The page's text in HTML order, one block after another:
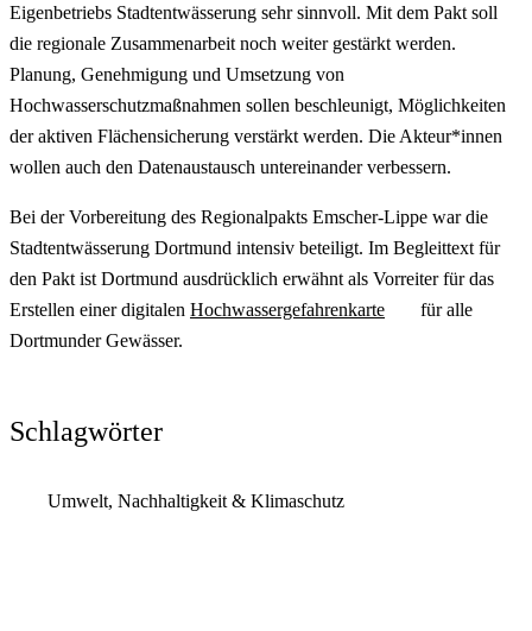
Eigenbetriebs Stadtentwässerung sehr sinnvoll. Mit dem Pakt soll
die regionale Zusammenarbeit noch weiter gestärkt werden.
Planung, Genehmigung und Umsetzung von
Hochwasserschutzmaßnahmen sollen beschleunigt, Möglichkeiten
der aktiven Flächensicherung verstärkt werden. Die Akteur*innen
wollen auch den Datenaustausch untereinander verbessern.
Bei der Vorbereitung des Regionalpakts Emscher-Lippe war die
Stadtentwässerung Dortmund intensiv beteiligt. Im Begleittext für
den Pakt ist Dortmund ausdrücklich erwähnt als Vorreiter für das
Erstellen einer digitalen Hochwassergefahrenkarte
für alle
Dortmunder Gewässer.
Schlagwörter
Umwelt, Nachhaltigkeit & Klimaschutz